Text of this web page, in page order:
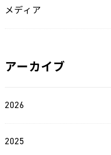
メディア
アーカイブ
2026
2025